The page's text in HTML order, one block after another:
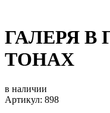
ГАЛЕРЯ В
ТОНАХ
в наличии
Артикул: 898